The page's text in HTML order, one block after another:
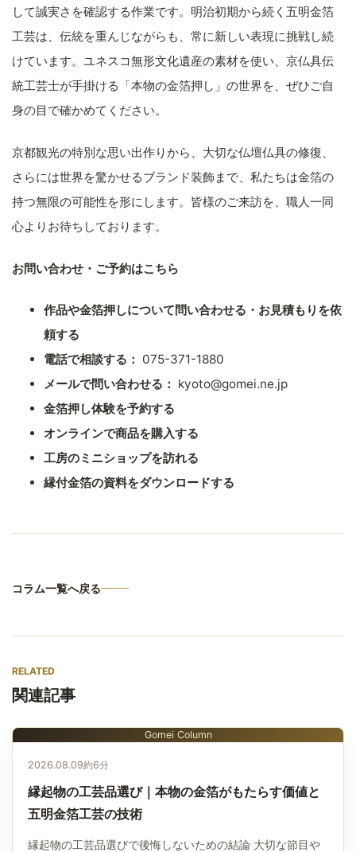
して誠実さを確認する作業です。明治初期から続く五明金箔
工芸は、伝統を重んじながらも、常に新しい表現に挑戦し続
けています。ユネスコ無形文化遺産の素材を使い、京仏具伝
統工芸士が手掛ける「本物の金箔押し」の世界を、ぜひご自
身の目で確かめてください。
京都観光の特別な思い出作りから、大切な仏壇仏具の修復、
さらには世界を驚かせるブランド装飾まで、私たちは金箔の
持つ無限の可能性を形にします。皆様のご来訪を、職人一同
心よりお待ちしております。
お問い合わせ・ご予約はこちら
作品や金箔押しについて問い合わせる・お見積もりを依
頼する
電話で相談する： 075-371-1880
メールで問い合わせる： kyoto@gomei.ne.jp
金箔押し体験を予約する
オンラインで商品を購入する
工房のミニショップを訪れる
縁付金箔の資料をダウンロードする
コラム一覧へ戻る
RELATED
関連記事
Gomei Column
2026.08.09約6分
縁起物の工芸品選び｜本物の金箔がもたらす価値と
五明金箔工芸の技術
縁起物の工芸品選びで後悔しないための結論 大切な節目や